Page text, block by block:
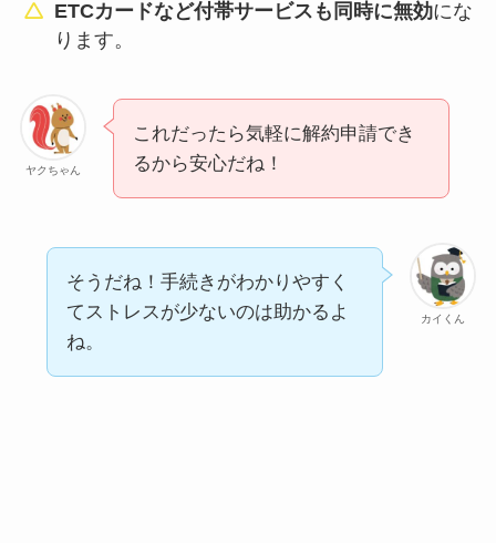
ETCカードなど付帯サービスも同時に無効にな
ります。
ヤクちゃん
これだったら気軽に解約申請でき
るから安心だね！
カイくん
そうだね！手続きがわかりやすく
てストレスが少ないのは助かるよ
ね。